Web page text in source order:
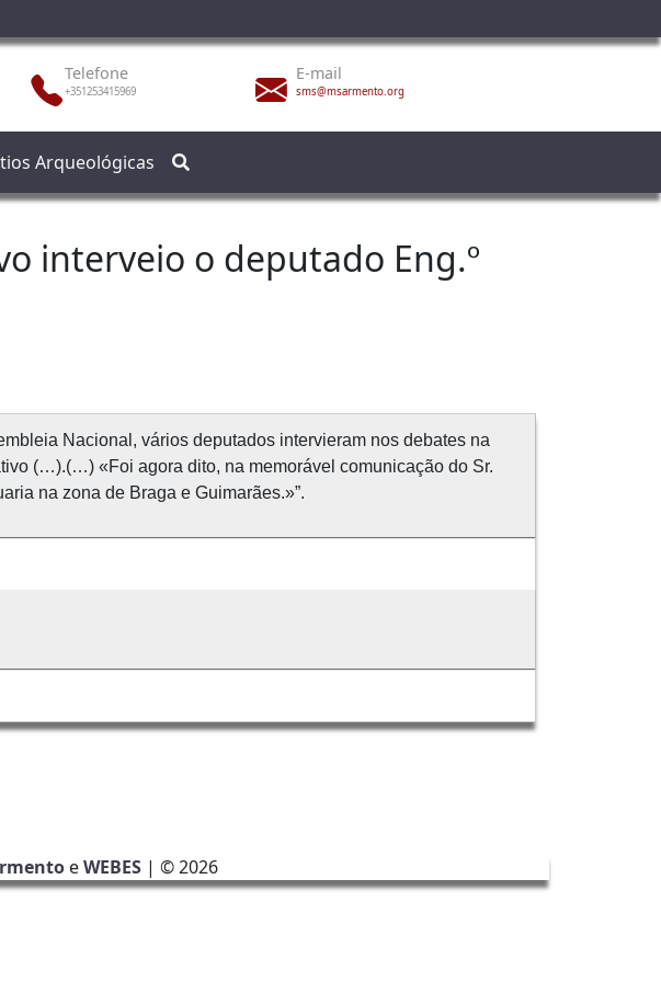
Telefone
+351253415969
E-mail
sms@msarmento.org
Arqueológicas
interveio o deputado Eng.º
Nacional, vários deputados intervieram nos debates na
(…).(…) «Foi agora dito, na memorável comunicação do Sr.
na zona de Braga e Guimarães.»”.
eWEBES| ©2026